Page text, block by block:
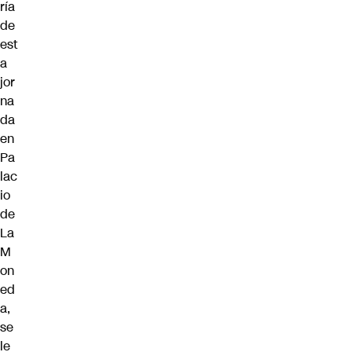
ría
de
est
a
jor
na
da
en
Pa
lac
io
de
La
M
on
ed
a,
se
le